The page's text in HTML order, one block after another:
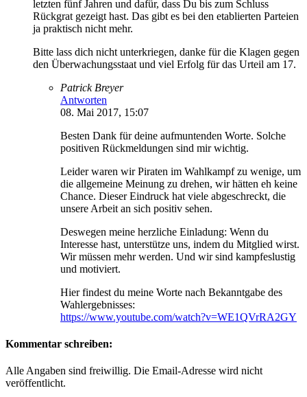
letzten fünf Jahren und dafür, dass Du bis zum Schluss
Rückgrat gezeigt hast. Das gibt es bei den etablierten Parteien
ja praktisch nicht mehr.
Bitte lass dich nicht unterkriegen, danke für die Klagen gegen
den Überwachungsstaat und viel Erfolg für das Urteil am 17.
Patrick Breyer
Antworten
08. Mai 2017, 15:07
Besten Dank für deine aufmuntenden Worte. Solche
positiven Rückmeldungen sind mir wichtig.
Leider waren wir Piraten im Wahlkampf zu wenige, um
die allgemeine Meinung zu drehen, wir hätten eh keine
Chance. Dieser Eindruck hat viele abgeschreckt, die
unsere Arbeit an sich positiv sehen.
Deswegen meine herzliche Einladung: Wenn du
Interesse hast, unterstütze uns, indem du Mitglied wirst.
Wir müssen mehr werden. Und wir sind kampfeslustig
und motiviert.
Hier findest du meine Worte nach Bekanntgabe des
Wahlergebnisses:
https://www.youtube.com/watch?v=WE1QVrRA2GY
Kommentar schreiben:
Alle Angaben sind freiwillig. Die Email-Adresse wird nicht
veröffentlicht.